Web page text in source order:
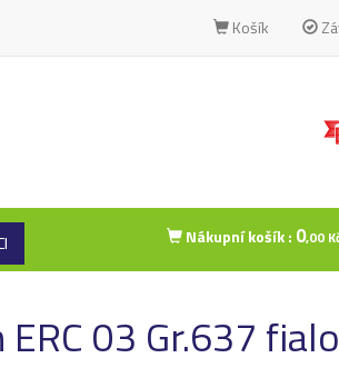
Košík
Nákupní košík : 0,00
03 Gr.637